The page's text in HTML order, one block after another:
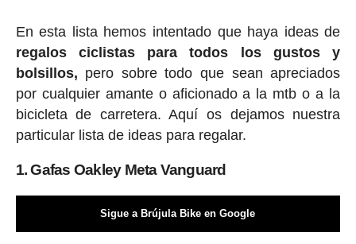
En esta lista hemos intentado que haya ideas de
regalos ciclistas para todos los gustos y
bolsillos, pero sobre todo que sean apreciados
por cualquier amante o aficionado a la mtb o a la
bicicleta de carretera. Aquí os dejamos nuestra
particular lista de ideas para regalar.
1. Gafas Oakley Meta Vanguard
Sigue a Brújula Bike en Google